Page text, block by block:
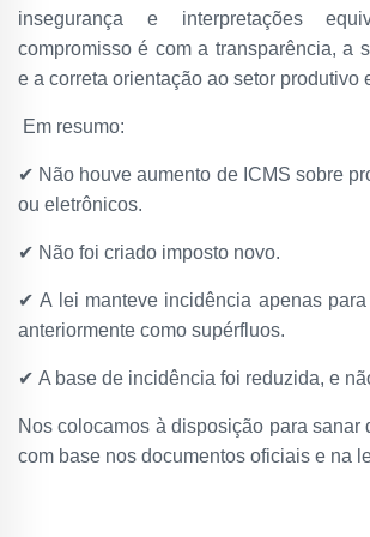
insegurança e interpretações
compromisso é com a transparência, a
e a correta orientação ao setor produtivo
Em resumo:
✔ Não houve aumento de ICMS sobre
ou eletrônicos.
✔ Não foi criado imposto novo.
✔ A lei manteve incidência apenas
anteriormente como supérfluos.
✔ A base de incidência foi reduzida, e
Nos colocamos à disposição para sanar
com base nos documentos oficiais e na